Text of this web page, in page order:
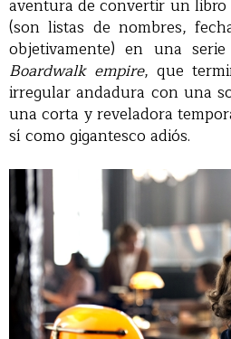
aventura de convertir un
(son listas de nombres,
objetivamente) en una
Boardwalk empire, que
irregular andadura con una
una corta y reveladora
sí como gigantesco adiós.